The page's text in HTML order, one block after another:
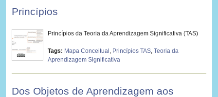
Princípios
Princípios da Teoria da Aprendizagem Significativa (TAS)
Tags: Mapa Conceitual , Princípios TAS, Teoria da
Aprendizagem Significativa
Dos Objetos de Aprendizagem aos